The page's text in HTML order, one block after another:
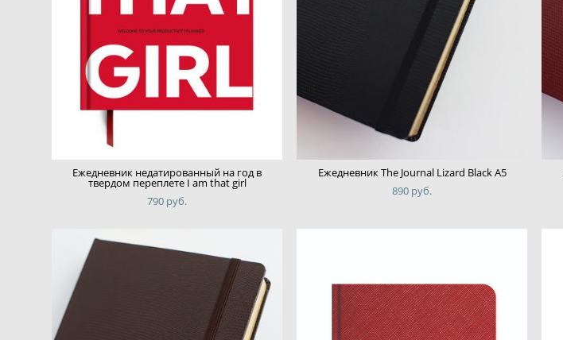
Ежедневник недатированный на год в
твердом переплете I am that girl
790 pуб.
Ежедневник The Journal Lizard Black А5
890 pуб.